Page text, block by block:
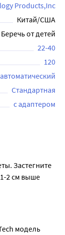
Products,Inc
Китай/США
Беречь от детей
22-40
120
автоматический
Стандартная
с адаптером
Застегните
2 см выше
манжеты,
руки.
модель